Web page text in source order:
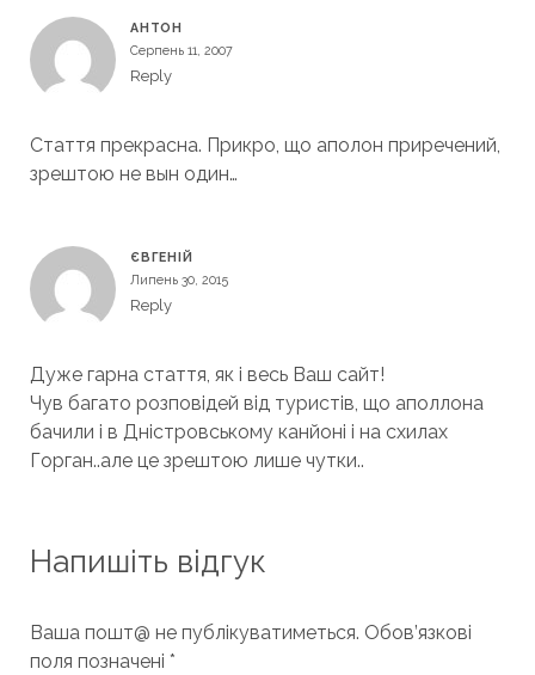
АНТОН
Серпень 11, 2007
Reply
Стаття прекрасна. Прикро, що аполон приречений,
зрештою не вын один…
ЄВГЕНІЙ
Липень 30, 2015
Reply
Дуже гарна стаття, як і весь Ваш сайт!
Чув багато розповідей від туристів, що аполлона
бачили і в Дністровському канйоні і на схилах
Горган..але це зрештою лише чутки..
Напишіть відгук
Ваша пошт@ не публікуватиметься. Обов’язкові
поля позначені *